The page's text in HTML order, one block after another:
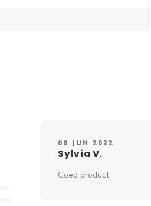
06 JUN 2022
Sylvia V.
Goed product